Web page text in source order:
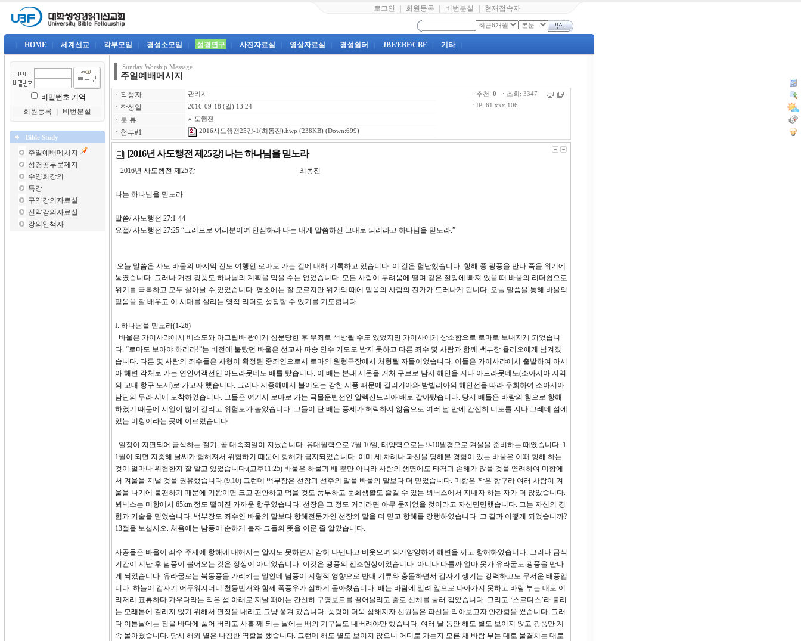
로그인 회원등록 비번분실 현재접속자
HOME 세계선교 각부모임 경성소모임 성경연구 사진자료실 영상자료실 경성쉼터 JBF/EBF/CBF 기타
비밀번호 기억
회원등록
비번분실
Bible Study
주일예배메시지
성경공부문제지
수양회강의
특강
구약강의자료실
신약강의자료실
강의안책자
Sunday Worship Message
주일예배메시지
ㆍ 작성자 관리자
ㆍ 작성일 2016-09-18 (일) 13:24
ㆍ 분 류 사도행전
ㆍ 첨부#1 2016사도행전25강-1(최동진).hwp (238KB) (Down:699)
ㆍ추천: 0 ㆍ조회: 3347
ㆍ IP: 61.xxx.106
[2016년 사도행전 제25강] 나는 하나님을 믿노라
2016년 사도행전 제25강 최동진
나는 하나님을 믿노라
말씀/ 사도행전 27:1-44
요절/ 사도행전 27:25 “그러므로 여러분이여 안심하라 나는 내게 말씀하신 그대로 되리라고 하나님을 믿노라.”
오늘 말씀은 사도 바울의 마지막 전도 여행인 로마로 가는 길에 대해 기록하고 있습니다. 이 길은 험난했습니다. 항해 중 광풍을 만나 죽을 위기에
놓였습니다. 그러나 거친 광풍도 하나님의 계획을 막을 수는 없었습니다. 모든 사람이 두려움에 떨며 깊은 절망에 빠져 있을 때 바울의 리더쉽으로
위기를 극복하고 모두 살아날 수 있었습니다. 평소에는 잘 모르지만 위기의 때에 믿음의 사람의 진가가 드러나게 됩니다. 오늘 말씀을 통해 바울의
믿음을 잘 배우고 이 시대를 살리는 영적 리더로 성장할 수 있기를 기도합니다.
I. 하나님을 믿노라(1-26)
바울은 가이사랴에서 베스도와 아그립바 왕에게 심문당한 후 무죄로 석방될 수도 있었지만 가이사에게 상소함으로 로마로 보내지게 되었습니
다. “로마도 보아야 하리라!”는 비전에 불탔던 바울은 선교사 파송 안수 기도도 받지 못하고 다른 죄수 몇 사람과 함께 백부장 율리오에게 넘겨졌
습니다. 다른 몇 사람의 죄수들은 사형이 확정된 중죄인으로서 로마의 원형극장에서 처형될 자들이었습니다. 이들은 가이사랴에서 출발하여 아시
아 해변 각처로 가는 연안여객선인 아드라뭇데노 배를 탔습니다. 이 배는 본래 시돈을 거처 구브로 남서 해안을 지나 아드라뭇데노(소아시아 지역
의 고대 항구 도시)로 가고자 했습니다. 그러나 지중해에서 불어오는 강한 서풍 때문에 길리기아와 밤빌리아의 해안선을 따라 우회하여 소아시아
남단의 무라 시에 도착하였습니다. 그들은 여기서 로마로 가는 곡물운반선인 알렉산드리아 배로 갈아탔습니다. 당시 배들은 바람의 힘으로 항해
하였기 때문에 시일이 많이 걸리고 위험도가 높았습니다. 그들이 탄 배는 풍세가 허락하지 않음으로 여러 날 만에 간신히 니도를 지나 그레데 섬에
있는 미항이라는 곳에 이르렀습니다.
일정이 지연되어 금식하는 절기, 곧 대속죄일이 지났습니다. 유대월력으로 7월 10일, 태양력으로는 9-10월경으로 겨울을 준비하는 때였습니다. 1
1월이 되면 지중해 날씨가 험해져서 위험하기 때문에 항해가 금지되었습니다. 이미 세 차례나 파선을 당해본 경험이 있는 바울은 이때 항해 하는
것이 얼마나 위험한지 잘 알고 있었습니다.(고후11:25) 바울은 하물과 배 뿐만 아니라 사람의 생명에도 타격과 손해가 많을 것을 염려하여 미항에
서 겨울을 지낼 것을 권유했습니다.(9,10) 그런데 백부장은 선장과 선주의 말을 바울의 말보다 더 믿었습니다. 미항은 작은 항구라 여러 사람이 겨
울을 나기에 불편하기 때문에 기왕이면 크고 편안하고 먹을 것도 풍부하고 문화생활도 즐길 수 있는 뵈닉스에서 지내자 하는 자가 더 많았습니다.
뵈닉스는 미항에서 65km 정도 떨어진 가까운 항구였습니다. 선장은 그 정도 거리라면 아무 문제없을 것이라고 자신만만했습니다. 그는 자신의 경
험과 기술을 믿었습니다. 백부장도 죄수인 바울의 말보다 항해전문가인 선장의 말을 더 믿고 항해를 강행하였습니다. 그 결과 어떻게 되었습니까?
13절을 보십시오. 처음에는 남풍이 순하게 불자 그들의 뜻을 이룬 줄 알았습니다.
사공들은 바울이 죄수 주제에 항해에 대해서는 알지도 못하면서 감히 나댄다고 비웃으며 의기양양하여 해변을 끼고 항해하였습니다. 그러나 금식
기간이 지난 후 남풍이 불어오는 것은 정상이 아니었습니다. 이것은 광풍의 전조현상이었습니다. 아니나 다를까 얼마 못가 유라굴로 광풍을 만나
게 되었습니다. 유라굴로는 북동풍을 가리키는 말인데 남풍이 지형적 영향으로 반대 기류와 충돌하면서 갑자기 생기는 강력하고도 무서운 태풍입
니다. 하늘이 갑자기 어두워지더니 천둥번개와 함께 폭풍우가 심하게 몰아쳤습니다. 배는 바람에 밀려 앞으로 나아가지 못하고 바람 부는 대로 이
리저리 표류하다 가우다라는 작은 섬 아래로 지날 때에는 간신히 구명보트를 끌어올리고 줄로 선체를 둘러 감았습니다. 그리고 ‘스르디스’라 불리
는 모래톱에 걸리지 않기 위해서 연장을 내리고 그냥 쫓겨 갔습니다. 풍랑이 더욱 심해지자 선원들은 파선을 막아보고자 안간힘을 썼습니다. 그러
다 이튿날에는 짐을 바다에 풀어 버리고 사흘 째 되는 날에는 배의 기구들도 내버려야만 했습니다. 여러 날 동안 해도 별도 보이지 않고 광풍만 계
속 몰아쳤습니다. 당시 해와 별은 나침반 역할을 했습니다. 그런데 해도 별도 보이지 않으니 어디로 가는지 모른 채 바람 부는 대로 물결치는 대로